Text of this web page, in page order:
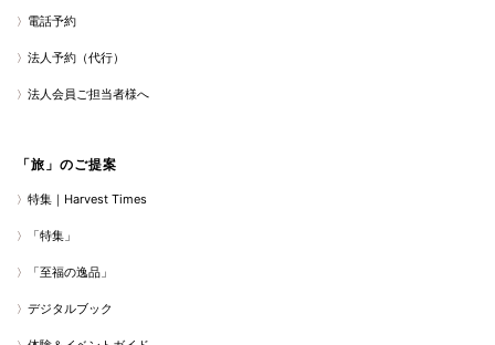
電話予約
法人予約（代行）
法人会員ご担当者様へ
「旅」のご提案
特集｜Harvest Times
「特集」
「至福の逸品」
デジタルブック